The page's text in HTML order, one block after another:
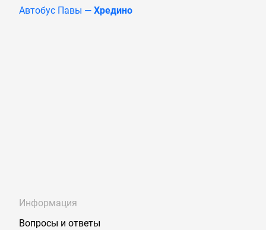
Автобус Павы — Хредино
Информация
Вопросы и ответы